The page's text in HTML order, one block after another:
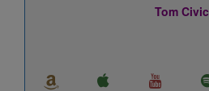
Tom Civic